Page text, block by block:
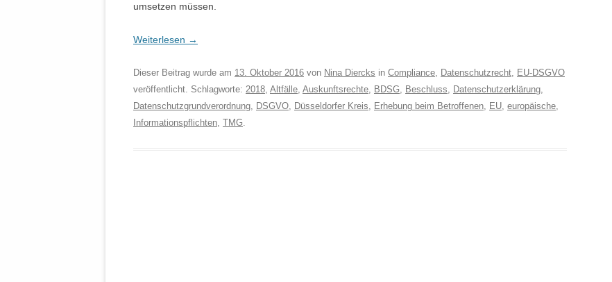
umsetzen müssen.
Weiterlesen →
Dieser Beitrag wurde am 13. Oktober 2016 von Nina Diercks in Compliance, Datenschutzrecht, EU-DSGVO
veröffentlicht. Schlagworte: 2018, Altfälle, Auskunftsrechte, BDSG, Beschluss, Datenschutzerklärung,
Datenschutzgrundverordnung, DSGVO, Düsseldorfer Kreis, Erhebung beim Betroffenen, EU, europäische,
Informationspflichten, TMG.